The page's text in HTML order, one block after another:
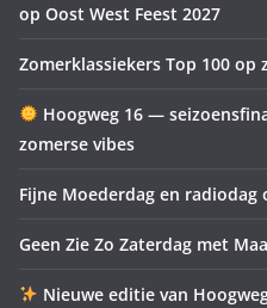
op Oost West Feest 2027
Zomerklassiekers Top 100 op
Hoogweg 16 —
zomerse vibes
Fijne Moederdag en radiodag
Geen Zie Zo Zaterdag met
Nieuwe editie van